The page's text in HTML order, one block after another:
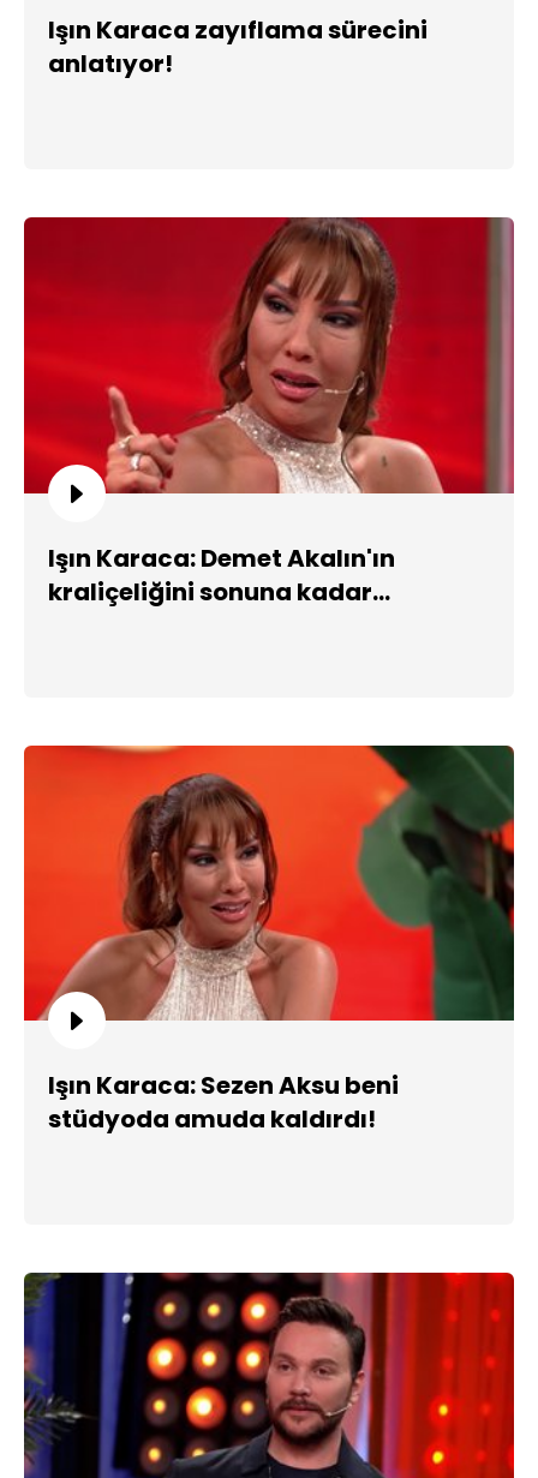
Işın Karaca zayıflama sürecini
anlatıyor!
Işın Karaca: Demet Akalın'ın
kraliçeliğini sonuna kadar
Işın Karaca: Sezen Aksu beni
stüdyoda amuda kaldırdı!